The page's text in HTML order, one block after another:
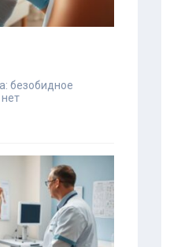
безобидное